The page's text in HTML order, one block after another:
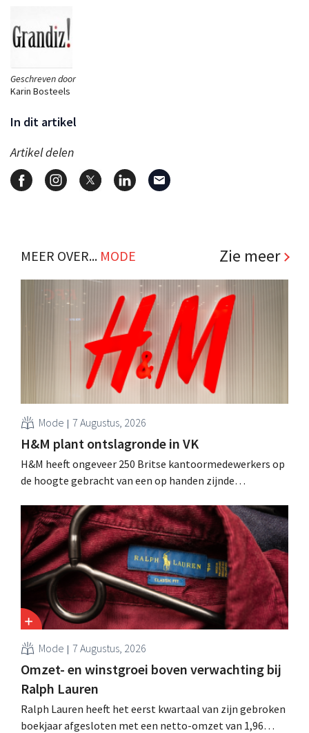
Geschreven door
Karin Bosteels
In dit artikel
Artikel delen
MEER OVER... MODE Zie meer
Mode 7 Augustus, 2026
H&M plant ontslagronde in VK
H&M heeft ongeveer 250 Britse kantoormedewerkers op
de hoogte gebracht van een op handen zijnde
sanering volgt op eerdere ingrepen in Nederland, België
en Spanje waarbij al honderden jobs verloren gingen.
Mode 7 Augustus, 2026
Omzet- en winstgroei boven verwachting bij
Ralph Lauren
Ralph Lauren heeft het eerst kwartaal van zijn gebroken
boekjaar afgesloten met een netto-omzet van 1,96